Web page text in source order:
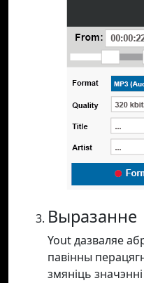
Выразанне
Yout дазваляе
павінны
змяніць